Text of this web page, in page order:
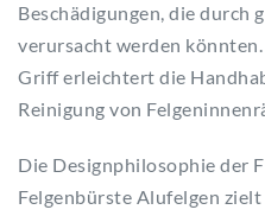
Beschädigungen, die durch
verursacht werden
Griff erleichtert die
Reinigung von
Die Designphilosophie der
Felgenbürste Alufelgen